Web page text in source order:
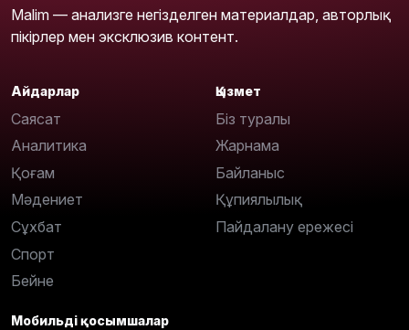
Malim — анализге негізделген материалдар, авторлық
пікірлер мен эксклюзив контент.
Айдарлар
Саясат
Аналитика
Қоғам
Мәдениет
Сұхбат
Спорт
Бейне
Қызмет
Біз туралы
Жарнама
Байланыс
Құпиялылық
Пайдалану ережесі
Мобильді қосымшалар